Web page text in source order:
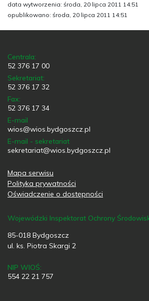
data wytworzenia: środa, 20 lipca 2011 14:51
opublikowano: środa, 20 lipca 2011 14:51
Centrala:
52 376 17 00
Sekretariat:
52 376 17 32
Fax:
52 376 17 34
E-mail
wios@wios.bydgoszcz.pl
E-mail - sekretariat
sekretariat@wios.bydgoszcz.pl
Mapa serwisu
Polityka prywatności
Oświadczenie o dostępności
Wojewódzki Inspektorat Ochrony
85-018 Bydgoszcz
ul. ks. Piotra Skargi 2
NIP WIOŚ:
554 22 21 757